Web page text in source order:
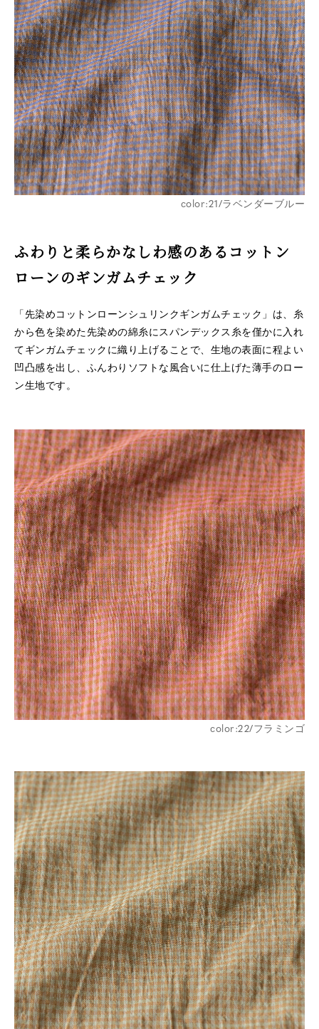
※詳しくはこちら
※詳しくはこちら
color:21/ラベンダーブルー
ふわりと柔らかなしわ感のあるコットン
ローンのギンガムチェック
「先染めコットンローンシュリンクギンガムチェック」は、糸
から色を染めた先染めの綿糸にスパンデックス糸を僅かに入れ
てギンガムチェックに織り上げることで、生地の表面に程よい
凹凸感を出し、ふんわりソフトな風合いに仕上げた薄手のロー
ン生地です。
color:22/フラミンゴ